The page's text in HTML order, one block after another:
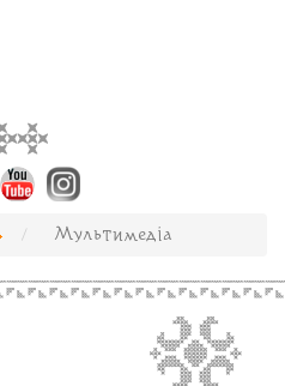
Мультимедіа